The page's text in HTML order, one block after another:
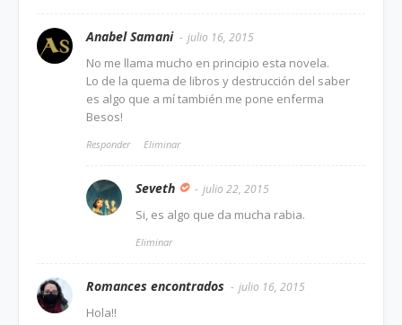
Anabel Samani julio 16, 2015
No me llama mucho en principio esta novela.
Lo de la quema de libros y destrucción del saber
es algo que a mí también me pone enferma
Besos!
Responder Eliminar
Seveth julio 22, 2015
Si, es algo que da mucha rabia.
Eliminar
Romances encontrados julio 16, 2015
Hola!!